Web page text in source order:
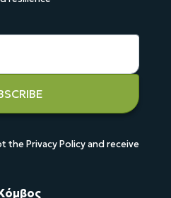
the Privacy Policy and receive